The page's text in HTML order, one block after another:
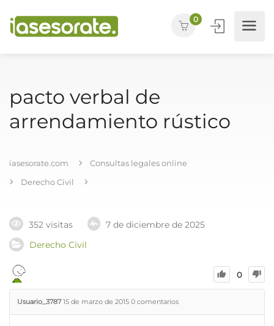
0
pacto verbal de
arrendamiento rústico
iasesorate.com
Consultas legales online
Derecho Civil
352 visitas
7 de diciembre de 2025
Derecho Civil
0
Usuario_3787 15 de marzo de 2015 0 comentarios